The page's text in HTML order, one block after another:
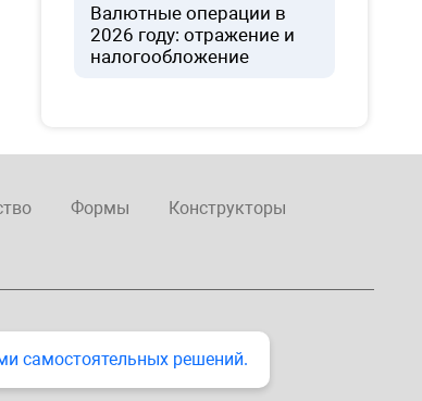
Валютные операции в
2026 году: отражение и
налогообложение
Формы Конструкторы
самостоятельных решений.